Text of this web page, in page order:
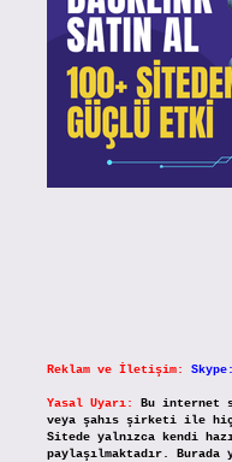
Reklam ve İletişim:
Yasal Uyarı:
Bu internet
veya şahıs şirketi ile
Sitede yalnızca kendi
paylaşılmaktadır.